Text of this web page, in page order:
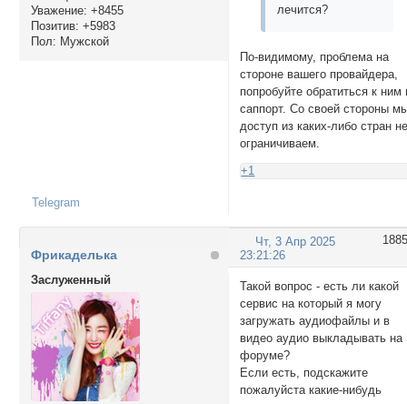
Уважение: +8455
Позитив: +5983
Пол: Мужской
лечится?
По-видимому, проблема на
стороне вашего провайдера,
попробуйте обратиться к ним
саппорт. Со своей стороны
доступ из каких-либо стран
ограничиваем.
+1
Telegram
1885
Чт, 3 Апр 2025
23:21:26
Фрикаделька
Заслуженный
Такой вопрос - есть ли какой
сервис на который я могу
загружать аудиофайлы и в
видео аудио выкладывать на
форуме?
Если есть, подскажите
пожалуйста какие-нибудь